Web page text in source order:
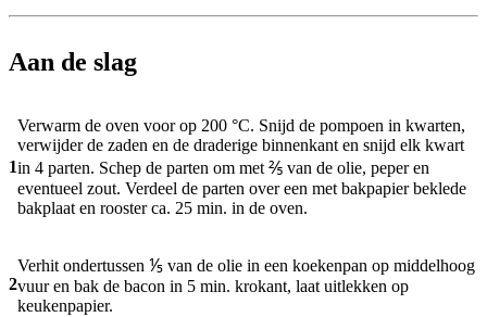
Aan de slag
1
Verwarm de oven voor op 200 °C. Snijd de pompoen in kwarten,
verwijder de zaden en de draderige binnenkant en snijd elk kwart
in 4 parten. Schep de parten om met ⅖ van de olie, peper en
eventueel zout. Verdeel de parten over een met bakpapier beklede
bakplaat en rooster ca. 25 min. in de oven.
2
Verhit ondertussen ⅕ van de olie in een koekenpan op middelhoog
vuur en bak de bacon in 5 min. krokant, laat uitlekken op
keukenpapier.